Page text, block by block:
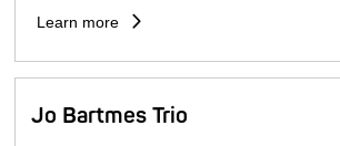
Learn more
Jo Bartmes Trio